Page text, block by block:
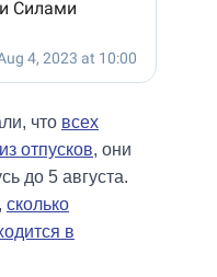
что всех
отпусков, они
до 5 августа.
сколько
в